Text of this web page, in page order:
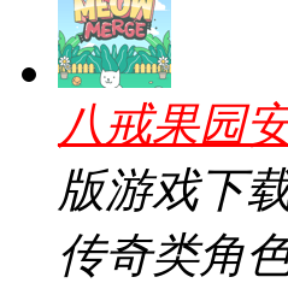
八戒果园
版游戏下
传奇类角